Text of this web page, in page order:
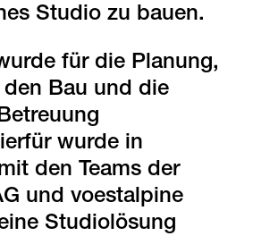
Studio zu bauen.
für die Planung,
Bau und die
wurde in
den Teams der
und voestalpine
Studiolösung